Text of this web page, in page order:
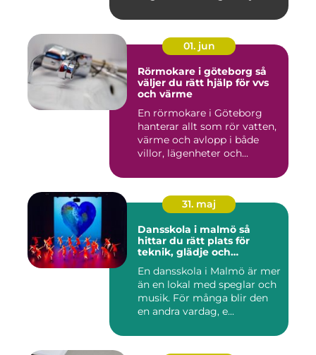
01. jun
Rörmokare i göteborg så
väljer du rätt hjälp för vvs
och värme
En rörmokare i Göteborg
hanterar allt som rör vatten,
värme och avlopp i både
villor, lägenheter och...
31. maj
Dansskola i malmö så
hittar du rätt plats för
teknik, glädje och
En dansskola i Malmö är mer
än en lokal med speglar och
musik. För många blir den
en andra vardag, e...